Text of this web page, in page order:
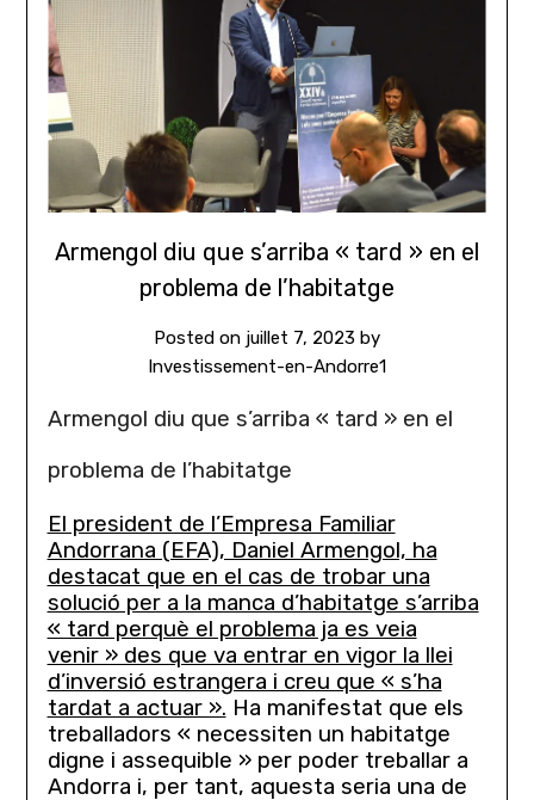
Armengol diu que s’arriba « tard » en el
problema de l’habitatge
Posted on juillet 7, 2023 by
Investissement-en-Andorre1
Armengol diu que s’arriba « tard » en el
problema de l’habitatge
El president de l’Empresa Familiar
Andorrana (EFA), Daniel Armengol, ha
destacat que en el cas de trobar una
solució per a la manca d’habitatge s’arriba
« tard perquè el problema ja es veia
venir » des que va entrar en vigor la llei
d’inversió estrangera i creu que « s’ha
tardat a actuar ». Ha manifestat que els
treballadors « necessiten un habitatge
digne i assequible » per poder treballar a
Andorra i, per tant, aquesta seria una de